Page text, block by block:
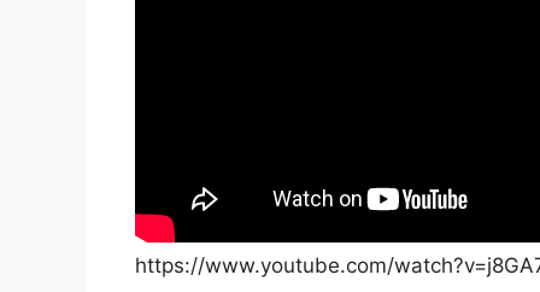
https://www.youtube.com/